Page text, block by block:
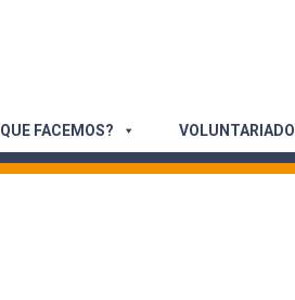
QUE FACEMOS? VOLUNTARIADO